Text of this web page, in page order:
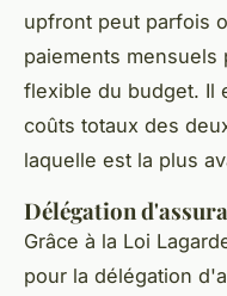
upfront peut parfois
paiements
flexible du budget. Il
coûts totaux des
laquelle est la plus
Délégation
Grâce à la Loi
pour la délégation